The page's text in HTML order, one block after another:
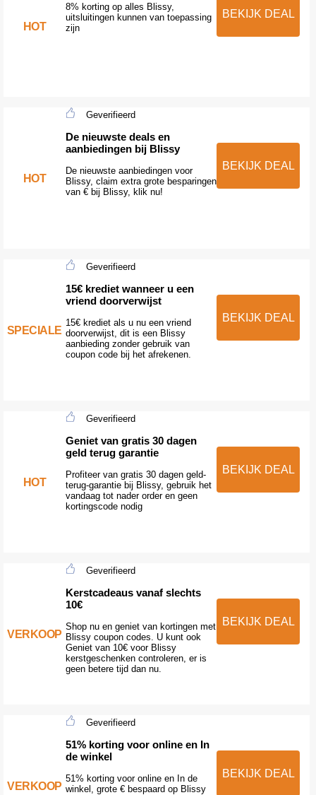
HOT
8% korting op alles Blissy,
uitsluitingen kunnen van toepassing
zijn
BEKIJK DEAL
HOT
Geverifieerd
De nieuwste deals en
aanbiedingen bij Blissy
De nieuwste aanbiedingen voor
Blissy, claim extra grote besparingen
van € bij Blissy, klik nu!
BEKIJK DEAL
SPECIALE
Geverifieerd
15€ krediet wanneer u een
vriend doorverwijst
15€ krediet als u nu een vriend
doorverwijst, dit is een Blissy
aanbieding zonder gebruik van
coupon code bij het afrekenen.
BEKIJK DEAL
HOT
Geverifieerd
Geniet van gratis 30 dagen
geld terug garantie
Profiteer van gratis 30 dagen geld-
terug-garantie bij Blissy, gebruik het
vandaag tot nader order en geen
kortingscode nodig
BEKIJK DEAL
VERKOOP
Geverifieerd
Kerstcadeaus vanaf slechts
10€
Shop nu en geniet van kortingen met
Blissy coupon codes. U kunt ook
Geniet van 10€ voor Blissy
kerstgeschenken controleren, er is
geen betere tijd dan nu.
BEKIJK DEAL
VERKOOP
Geverifieerd
51% korting voor online en In
de winkel
51% korting voor online en In de
winkel, grote € bespaard op Blissy
BEKIJK DEAL